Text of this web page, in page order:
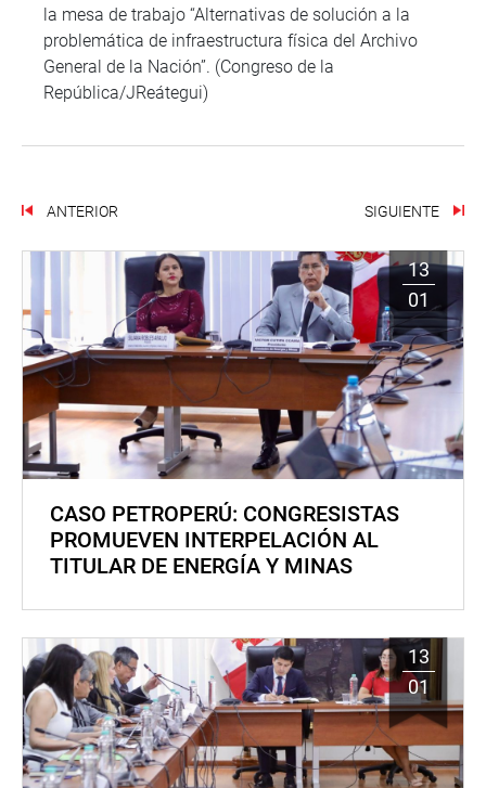
la mesa de trabajo “Alternativas de solución a la
problemática de infraestructura física del Archivo
General de la Nación”. (Congreso de la
República/JReátegui)
ANTERIOR SIGUIENTE
13
01
CASO PETROPERÚ: CONGRESISTAS
PROMUEVEN INTERPELACIÓN AL
TITULAR DE ENERGÍA Y MINAS
13
01